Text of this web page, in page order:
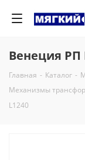
Венеция РП
Главная - Каталог -
Механизмы
L1240